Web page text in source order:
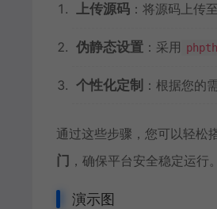
上传源码 ：将源码上传
伪静态设置 ：采用
个性化定制 ：根据您的
通过这些步骤，您可以轻松
门 ，确保平台安全稳定运行。
演示图